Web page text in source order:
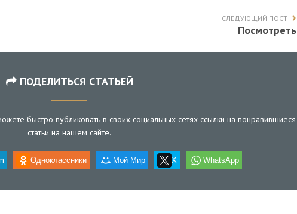
СЛЕДУЮЩИЙ ПОСТ
Посмотреть
ПОДЕЛИТЬСЯ СТАТЬЕЙ
быстро публиковать в своих социальных сетях ссылки на понравившиеся
статьи на нашем сайте.
Одноклассники Мой Мир X WhatsApp